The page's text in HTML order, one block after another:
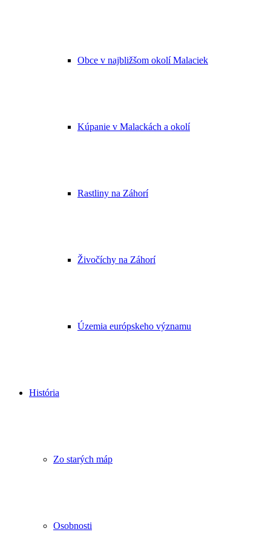
Obce v najbližšom okolí Malaciek
Kúpanie v Malackách a okolí
Rastliny na Záhorí
Živočíchy na Záhorí
Územia európskeho významu
História
Zo starých máp
Osobnosti